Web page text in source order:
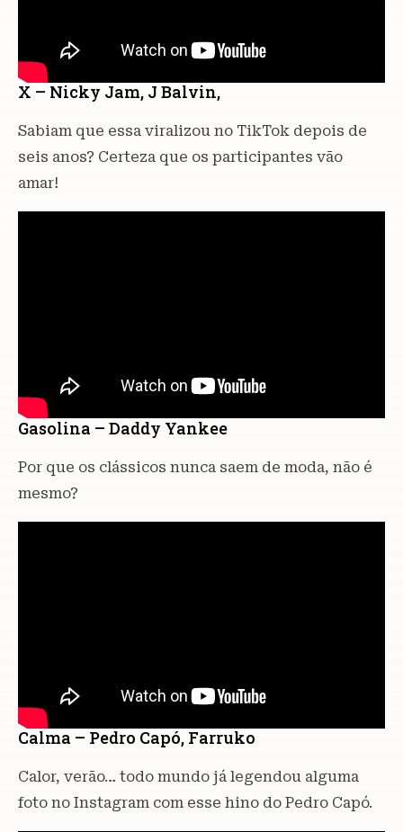
X – Nicky Jam, J Balvin,
Sabiam que essa viralizou no TikTok depois de
seis anos? Certeza que os participantes vão
amar!
Gasolina – Daddy Yankee
Por que os clássicos nunca saem de moda, não é
mesmo?
Calma – Pedro Capó, Farruko
Calor, verão… todo mundo já legendou alguma
foto no Instagram com esse hino do Pedro Capó.